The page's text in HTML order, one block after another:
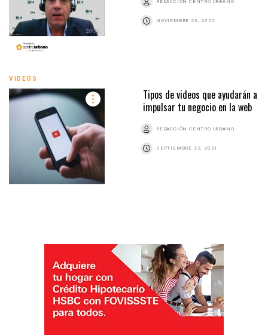
REDACCIÓN CENTRO URBANO
NOVIEMBRE 23, 2022
VIDEOS
Tipos de videos que ayudarán a
impulsar tu negocio en la web
REDACCIÓN CENTRO URBANO
SEPTIEMBRE 22, 2021